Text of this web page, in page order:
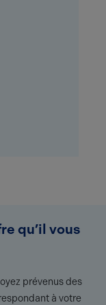
qu’il vous
prévenus des
à votre